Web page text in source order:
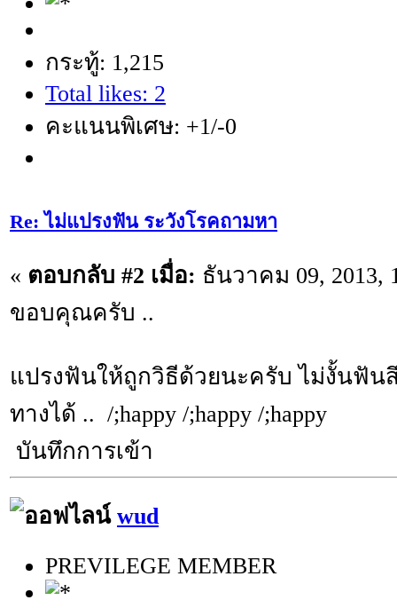
กระทู้: 1,215
Total likes: 2
คะแนนพิเศษ: +1/-0
Re: ไม่แปรงฟัน ระวังโรคถามหา
« ตอบกลับ #2 เมื่อ: ธันวาคม 09, 2013,
ขอบคุณครับ ..
แปรงฟันให้ถูกวิธีด้วยนะครับ ไม่งั้นฟัน
ทางได้ .. /;happy /;happy /;happy
บันทึกการเข้า
wud
PREVILEGE MEMBER